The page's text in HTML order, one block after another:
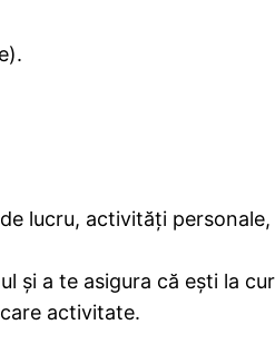
lucru, activități
și a te asigura că ești la
activitate.